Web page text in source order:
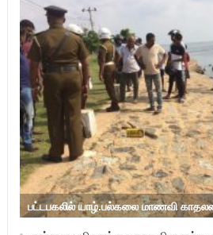
பட்டபகலில் யாழ்.பல்கலை மாணவி